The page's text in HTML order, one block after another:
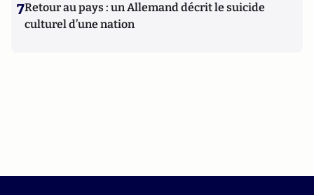
7Retour au pays : un Allemand décrit le suicide
culturel d’une nation